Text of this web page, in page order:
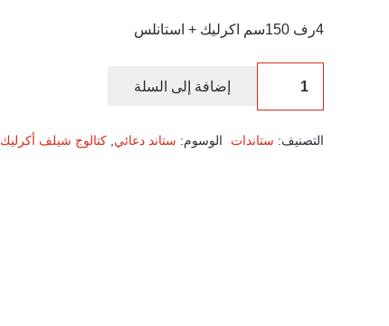
4رف 150سم اكرليك + استانلس
إضافة إلى السلة
التصنيف: ستاندات الوسوم: ستاند دعائي كتالوج شيلف أكرليك